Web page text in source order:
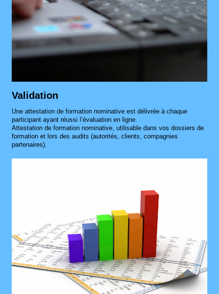
Validation
Une attestation de formation nominative est délivrée à chaque
participant ayant réussi l’évaluation en ligne.
Attestation de formation nominative, utilisable dans vos dossiers de
formation et lors des audits (autorités, clients, compagnies
partenaires).